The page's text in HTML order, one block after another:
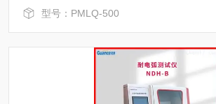
型号：PMLQ-500